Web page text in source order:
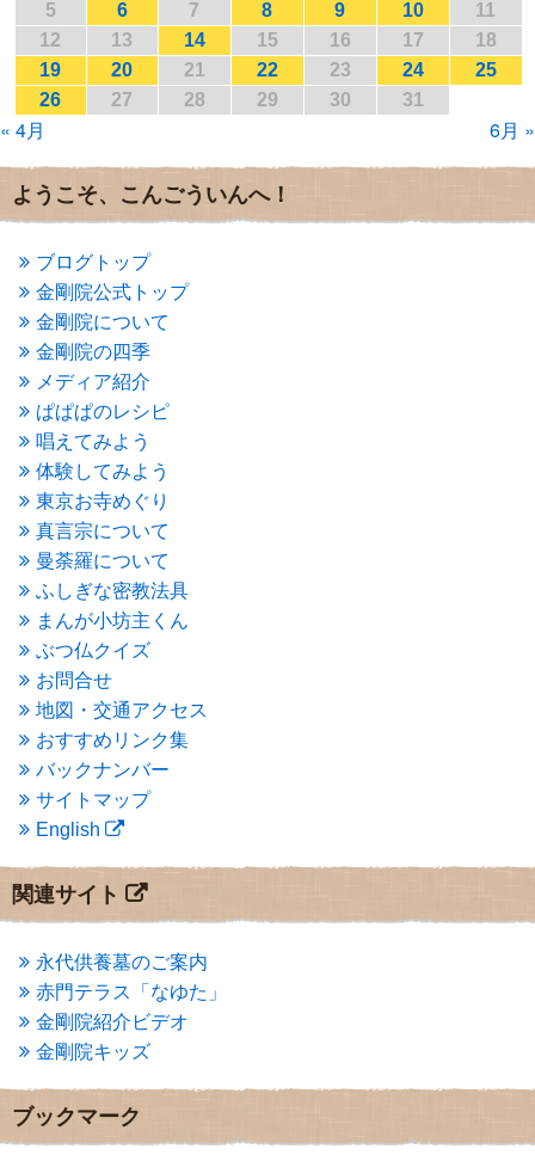
2017年3月(1)
2017年2月(1)
2017年1月(2)
2016年12月(4)
2016年11月
2016年10月
2016年8月
2016年7月
(3)
2016年5月(3)
2016年4月
(4)
2016年3月 (4)
2016年2月 (5)
2016年1月(3)
2015年12月(6)
2015年11月 (4)
2015年10月
(4)
2015年9月(3)
2015年8月(4)
2015年7月(4)
2015年6月(3)
2015年5月(1)
2015年4月(1)
2015年3月 (3)
2015年2月(3)
2015年1月(1)
2014年12月
2014年9月(1)
2014年5月 (1)
2014年4月
2014年1月(1)
2013年11月 (4)
2013年10月
2013年8月
(7)
2013年7月
(7)
2013年5月(13)
2013年4月(1)
2013年3月 (4)
2013年2月(6)
2013年1月(6)
2012年12月(7)
2012年11月(7)
2012年10月
5 6 7 8 9 10
11
12
13 14 15 16 17
18
19
20 21 22 23 24
25
26
27 28 29 30 31
« 4月 6月 »
ようこそ、こんごういんへ！
ブログトップ
金剛院公式トップ
金剛院について
金剛院の四季
メディア紹介
ぱぱぱのレシピ
唱えてみよう
体験してみよう
東京お寺めぐり
真言宗について
曼荼羅について
ふしぎな密教法具
まんが小坊主くん
ぶつ仏クイズ
お問合せ
地図・交通アクセス
おすすめリンク集
バックナンバー
サイトマップ
English
関連サイト
永代供養墓のご案内
赤門テラス「なゆた」
金剛院紹介ビデオ
金剛院キッズ
ブックマーク